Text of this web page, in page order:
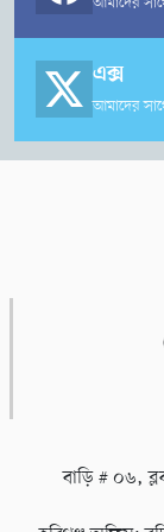
হয়। পরবর্তীতে আইনগত প্রক্রিয়া শেষে এতিমখানার সামনে জানাজা
অনুষ্ঠিত হয় এবং
কোনো অভিযোগ
হচ্ছে।
এক্স
আমাদের
বাড়ি # ০৬,